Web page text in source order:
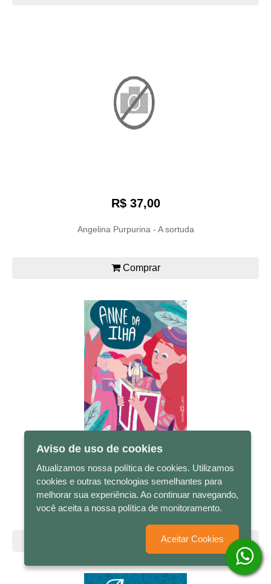
R$ 37,00
Angelina Purpurina - A sortuda
Comprar
R$ 102,00
Aviso de uso de cookies
Atualizamos nossa política de cookies. Utilizamos
cookies e outras tecnologias semelhantes para
melhorar sua experiência. Ao continuar navegando,
você aceita a nossa política de monitoramento.
Aceitar Cookies